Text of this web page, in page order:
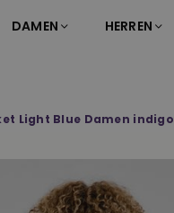
DAMEN HERREN
Light Blue Damen indigo